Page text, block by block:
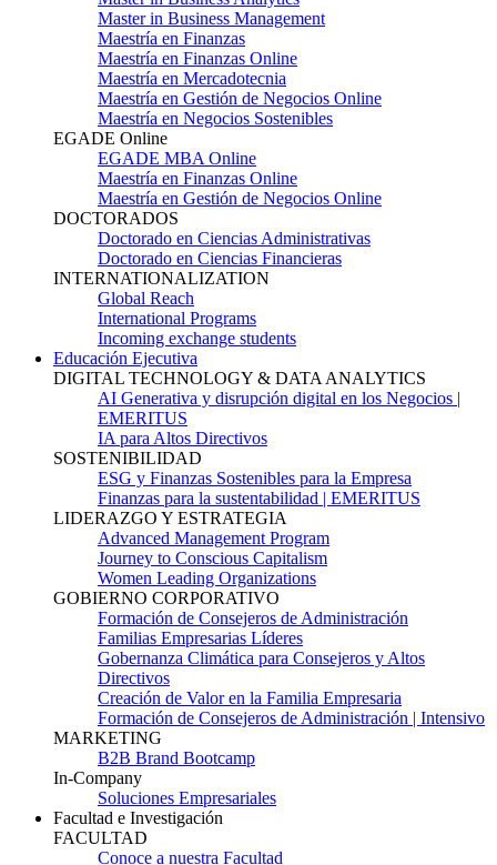
Master in Business Management
Maestría en Finanzas
Maestría en Finanzas Online
Maestría en Mercadotecnia
Maestría en Gestión de Negocios Online
Maestría en Negocios Sostenibles
EGADE Online
EGADE MBA Online
Maestría en Finanzas Online
Maestría en Gestión de Negocios Online
DOCTORADOS
Doctorado en Ciencias Administrativas
Doctorado en Ciencias Financieras
INTERNATIONALIZATION
Global Reach
International Programs
Incoming exchange students
Educación Ejecutiva
DIGITAL TECHNOLOGY & DATA ANALYTICS
AI Generativa y disrupción digital en los Negocios |
EMERITUS
IA para Altos Directivos
SOSTENIBILIDAD
ESG y Finanzas Sostenibles para la Empresa
Finanzas para la sustentabilidad | EMERITUS
LIDERAZGO Y ESTRATEGIA
Advanced Management Program
Journey to Conscious Capitalism
Women Leading Organizations
GOBIERNO CORPORATIVO
Formación de Consejeros de Administración
Familias Empresarias Líderes
Gobernanza Climática para Consejeros y Altos
Directivos
Creación de Valor en la Familia Empresaria
Formación de Consejeros de Administración | Intensivo
MARKETING
B2B Brand Bootcamp
In-Company
Soluciones Empresariales
Facultad e Investigación
FACULTAD
Conoce a nuestra Facultad